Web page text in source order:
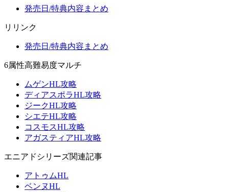
発売日/特典内容まとめ
リリンク
発売日/特典内容まとめ
6属性高難易度マルチ
ムゲンHL攻略
ディアスポラHL攻略
ジークHL攻略
シエテHL攻略
コスモスHL攻略
アガスティアHL攻略
エニアドシリーズ関連記事
アトゥムHL
ベンヌHL